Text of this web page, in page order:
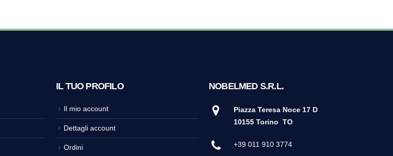
IL TUO PROFILO
Il mio account
Dettagli account
Ordini
NOBELMED S.R.L.
Piazza Teresa Noce 17 D
10155 Torino TO
+39 011 910 3774